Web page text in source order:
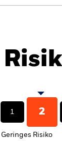
1 2
Geringes Risiko